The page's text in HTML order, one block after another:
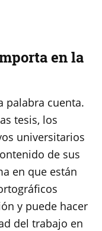
en la
palabra cuenta.
tesis, los
universitarios
de sus
en que están
y puede hacer
del trabajo en